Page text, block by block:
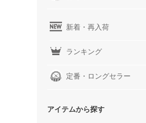
新着・再入荷
ランキング
定番・ロングセラー
アイテムから探す